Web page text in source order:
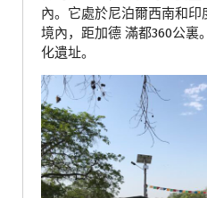
內。它處於尼泊爾西南和
境內，距加德 滿都360公裏
化遺址。